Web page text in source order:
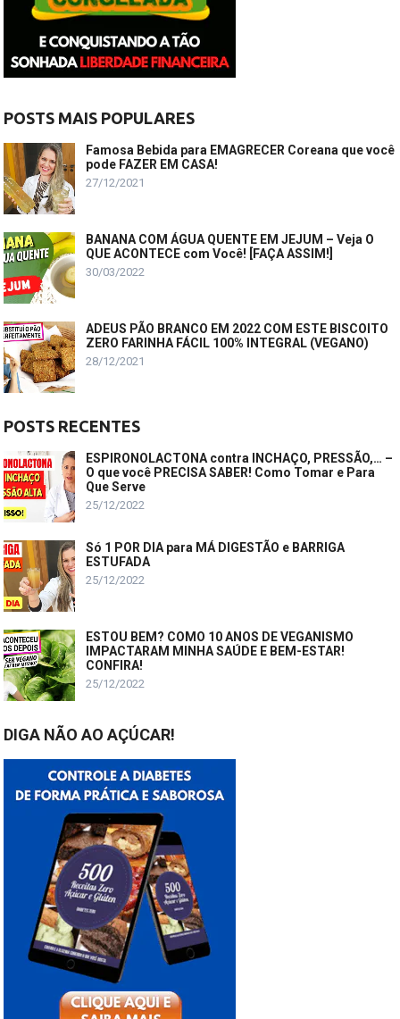
POSTS MAIS POPULARES
Famosa Bebida para EMAGRECER Coreana que você
pode FAZER EM CASA!
27/12/2021
BANANA COM ÁGUA QUENTE EM JEJUM – Veja O
QUE ACONTECE com Você! [FAÇA ASSIM!]
30/03/2022
ADEUS PÃO BRANCO EM 2022 COM ESTE BISCOITO
ZERO FARINHA FÁCIL 100% INTEGRAL (VEGANO)
28/12/2021
POSTS RECENTES
ESPIRONOLACTONA contra INCHAÇO, PRESSÃO,… –
O que você PRECISA SABER! Como Tomar e Para
Que Serve
25/12/2022
Só 1 POR DIA para MÁ DIGESTÃO e BARRIGA
ESTUFADA
25/12/2022
ESTOU BEM? COMO 10 ANOS DE VEGANISMO
IMPACTARAM MINHA SAÚDE E BEM-ESTAR!
CONFIRA!
25/12/2022
DIGA NÃO AO AÇÚCAR!